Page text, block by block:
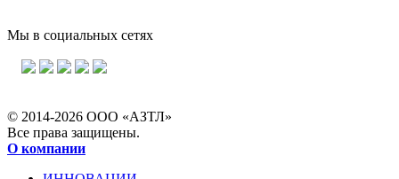
Мы в социальных сетях
© 2014-2026 ООО «АЗТЛ»
Все права защищены.
О компании